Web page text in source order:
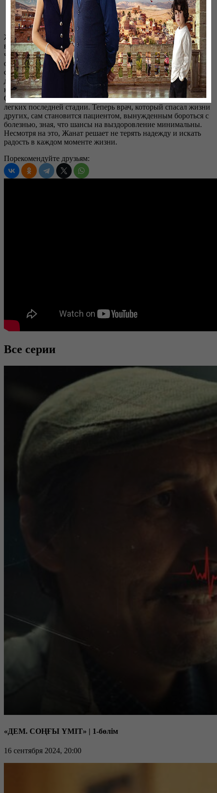
Жанр:
Драма
Язык: Казахский
Жанат Назархан — талантливый 35-летний нейрохирург и
выпускник медицинского университета города Семей. Врач,
чьи профессиональные качества уже на этапе резидентуры не
остались незамеченными, быстро стал одним из лучших
специалистов в области онкологии и нейрохирургии. За свои
достижения Жанат получил приглашение работать в главной
клинике страны, и вместе с женой они готовятся к переезду.
Однако их планы рушатся, когда у Жаната диагностируют рак
легких последней стадии. Теперь врач, который спасал жизни
других, сам становится пациентом, вынужденным бороться с
болезнью, зная, что шансы на выздоровление минимальны.
Несмотря на это, Жанат решает не терять надежду и искать
радость в каждом моменте жизни.
Порекомендуйте друзьям:
Все серии
«ДЕМ. СОҢҒЫ ҮМІТ» | 1-бөлім
16 сентября 2024, 20:00